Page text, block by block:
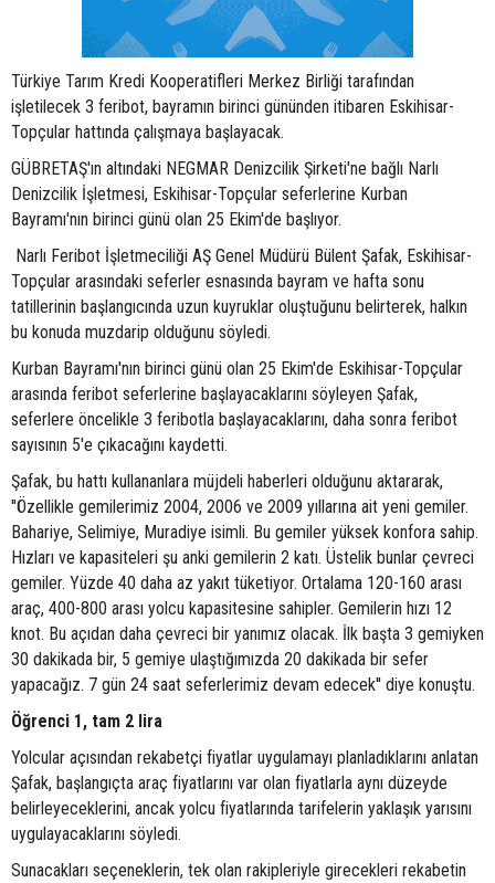
Türkiye Tarım Kredi Kooperatifleri Merkez Birliği tarafından
işletilecek 3 feribot, bayramın birinci gününden itibaren Eskihisar-
Topçular hattında çalışmaya başlayacak.
GÜBRETAŞ'ın altındaki NEGMAR Denizcilik Şirketi'ne bağlı Narlı
Denizcilik İşletmesi, Eskihisar-Topçular seferlerine Kurban
Bayramı'nın birinci günü olan 25 Ekim'de başlıyor.
Narlı Feribot İşletmeciliği AŞ Genel Müdürü Bülent Şafak, Eskihisar-
Topçular arasındaki seferler esnasında bayram ve hafta sonu
tatillerinin başlangıcında uzun kuyruklar oluştuğunu belirterek, halkın
bu konuda muzdarip olduğunu söyledi.
Kurban Bayramı'nın birinci günü olan 25 Ekim'de Eskihisar-Topçular
arasında feribot seferlerine başlayacaklarını söyleyen Şafak,
seferlere öncelikle 3 feribotla başlayacaklarını, daha sonra feribot
sayısının 5'e çıkacağını kaydetti.
Şafak, bu hattı kullananlara müjdeli haberleri olduğunu aktararak,
''Özellikle gemilerimiz 2004, 2006 ve 2009 yıllarına ait yeni gemiler.
Bahariye, Selimiye, Muradiye isimli. Bu gemiler yüksek konfora sahip.
Hızları ve kapasiteleri şu anki gemilerin 2 katı. Üstelik bunlar çevreci
gemiler. Yüzde 40 daha az yakıt tüketiyor. Ortalama 120-160 arası
araç, 400-800 arası yolcu kapasitesine sahipler. Gemilerin hızı 12
knot. Bu açıdan daha çevreci bir yanımız olacak. İlk başta 3 gemiyken
30 dakikada bir, 5 gemiye ulaştığımızda 20 dakikada bir sefer
yapacağız. 7 gün 24 saat seferlerimiz devam edecek'' diye konuştu.
Öğrenci 1, tam 2 lira
Yolcular açısından rekabetçi fiyatlar uygulamayı planladıklarını anlatan
Şafak, başlangıçta araç fiyatlarını var olan fiyatlarla aynı düzeyde
belirleyeceklerini, ancak yolcu fiyatlarında tarifelerin yaklaşık yarısını
uygulayacaklarını söyledi.
Sunacakları seçeneklerin, tek olan rakipleriyle girecekleri rekabetin